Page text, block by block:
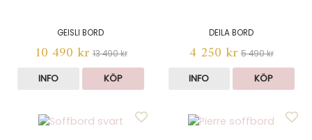
GEISLI BORD
10 490 kr 13 490 kr
INFO KÖP
DEILA BORD
4 250 kr 5 490 kr
INFO KÖP